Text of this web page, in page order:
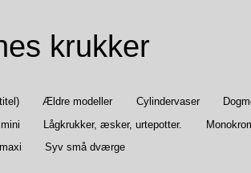
krukker
Ældre modeller Cylindervaser
Lågkrukker, æsker, urtepotter.
Syv små dværge